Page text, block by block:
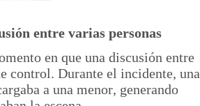
entre varias personas
en que una discusión entre
control. Durante el incidente, una
a una menor, generando